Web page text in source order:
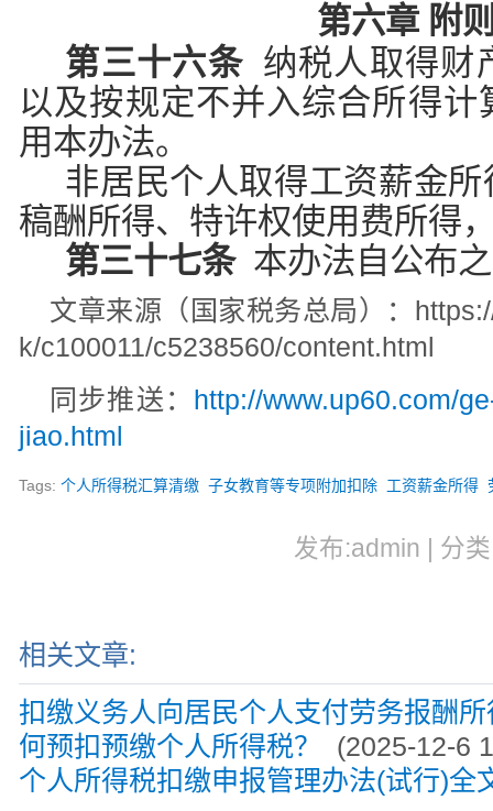
第六章 附
第三十六条 纳税人取得财
以及按规定不并入综合所得
用本办法。
非居民个人取得工资薪金
稿酬所得、特许权使用费所得
第三十七条本办法自公布
文章来源（国家税务总局）：
k/c100011/c5238560/content.html
同步推送： http://www.up60.com/
jiao.html
Tags:个人所得税汇算清缴 子女教育等专项附加扣除 工资薪金所得
发布:admin | 分
相关文章:
扣缴义务人向居民个人支付劳务报酬
何预扣预缴个人所得税？
(2025-12-6
个人所得税扣缴申报管理办法(试行)全